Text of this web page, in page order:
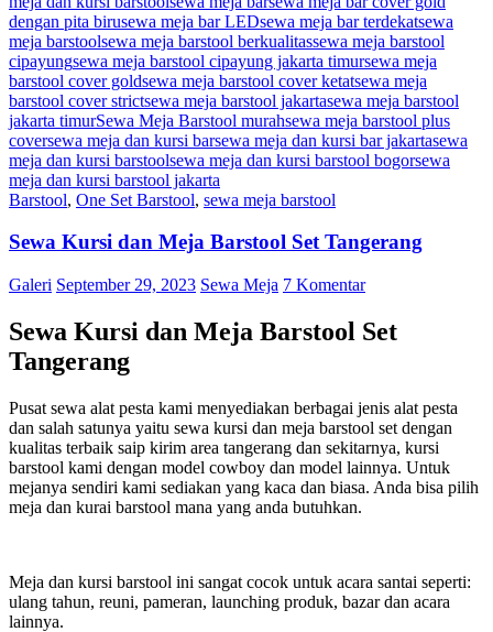
dengan pita birusewa meja bar LEDsewa meja bar terdekatsewa
meja barstoolsewa meja barstool berkualitassewa meja barstool
cipayungsewa meja barstool cipayung jakarta timursewa meja
barstool cover goldsewa meja barstool cover ketatsewa meja
barstool cover strictsewa meja barstool jakartasewa meja barstool
jakarta timurSewa Meja Barstool murahsewa meja barstool plus
coversewa meja dan kursi barsewa meja dan kursi bar jakartasewa
meja dan kursi barstoolsewa meja dan kursi barstool bogorsewa
meja dan kursi barstool jakarta
Barstool, One Set Barstool, sewa meja barstool
Sewa Kursi dan Meja Barstool Set Tangerang
Galeri September 29, 2023 Sewa Meja 7 Komentar
Sewa Kursi dan Meja Barstool Set
Tangerang
Pusat sewa alat pesta kami menyediakan berbagai jenis alat pesta
dan salah satunya yaitu sewa kursi dan meja barstool set dengan
kualitas terbaik saip kirim area tangerang dan sekitarnya, kursi
barstool kami dengan model cowboy dan model lainnya. Untuk
mejanya sendiri kami sediakan yang kaca dan biasa. Anda bisa pilih
meja dan kurai barstool mana yang anda butuhkan.
Meja dan kursi barstool ini sangat cocok untuk acara santai seperti:
ulang tahun, reuni, pameran, launching produk, bazar dan acara
lainnya.